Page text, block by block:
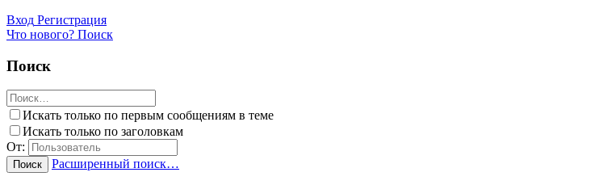
Вход Регистрация
Что нового? Поиск
Поиск
Искать только по первым сообщениям в теме
Искать только по заголовкам
От:
Поиск Расширенный поиск…